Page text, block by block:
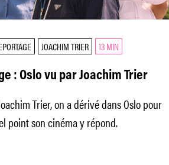
JOACHIM TRIER 13 MIN
: Oslo vu par Joachim Trier
Trier, on a dérivé dans Oslo pour
point son cinéma y répond.